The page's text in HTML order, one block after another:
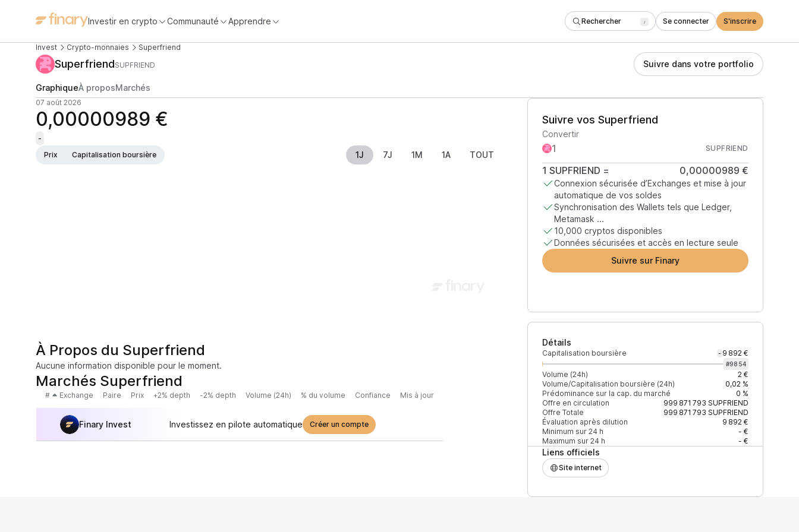
Investir en crypto Communauté Apprendre Rechercher / Se connecter S'inscrire
Invest Crypto-monnaies Superfriend
SuperfriendSUPFRIEND Suivre dans votre portfolio
GraphiqueÀ proposMarchés
07 août 2026
0,00000989 €
-
Prix
Capitalisation boursière 1J 7J 1M 1A TOUT
Suivre vos Superfriend
Convertir
SUPFRIEND
1 SUPFRIEND = 0,00000989 €
Connexion sécurisée d’Exchanges et mise à jour
automatique de vos soldes
Synchronisation des Wallets tels que Ledger,
Metamask ...
10,000 cryptos disponibles
Données sécurisées et accès en lecture seule
Suivre sur Finary
Détails
Capitalisation boursière - 9 892 €
#9854
Volume (24h)
2 €
Volume/Capitalisation boursière (24h)
0,02 %
Prédominance sur la cap. du marché
0 %
Offre en circulation
999 871 793 SUPFRIEND
Offre Totale
999 871 793 SUPFRIEND
Évaluation après dilution
9 892 €
Minimum sur 24 h
- €
Maximum sur 24 h
- €
Liens officiels
Site internet
À Propos du Superfriend
Aucune information disponible pour le moment.
Marchés Superfriend
# Exchange Paire Prix +2% depth -2% depth Volume (24h) % du volume Confiance Mis à jour
Finary Invest Investissez en pilote automatique Créer un compte